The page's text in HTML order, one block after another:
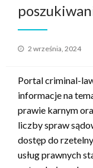
Opublikowane
2 września, 2024
Portal criminal-
informacje na
prawie karnym
liczby spraw
dostęp do
usług prawnych